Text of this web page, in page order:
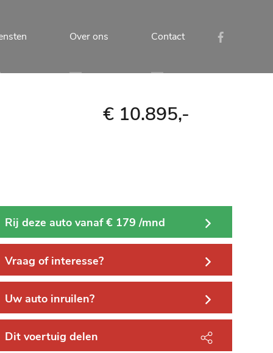
Over ons
Contact
€ 10.895,-
Rij deze auto vanaf € 179 /mnd
Vraag of interesse?
Uw auto inruilen?
Dit voertuig delen